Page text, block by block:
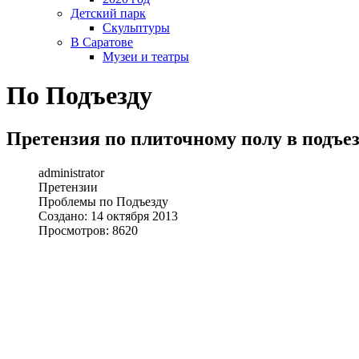
Детский парк
Скульптуры
В Саратове
Музеи и театры
По Подъезду
Претензия по плиточному полу в
administrator
Претензии
Проблемы по Подъезду
Создано: 14 октября 2013
Просмотров: 8620